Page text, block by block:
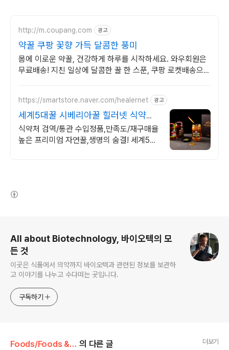
http://m.coupang.com 광고
약꿀 쿠팡 꽃향 가득 달콤한 풍미
몸에 이로운 약꿀, 건강하게 하루를 시작하세요. 와우회원은
무료배송! 지친 일상에 달콤한 꿀 한 스푼, 쿠팡 로켓배송으로
https://smartstore.naver.com/healernet 광고
세계5대꿀 시베리아꿀 힐러넷 식약처
검역/통관 수입정품
식약처 검역/통관 수입정품,만족도/재구매율
높은 프리미엄 자연꿀,생명의 숨결! 세계5대
All about Biotechnology, 바이오텍의 모
든 것
이곳은 식품에서 의약까지 바이오텍과 관련된 정보를 보관하
고 이야기를 나누고 수다떠는 곳입니다.
구독하기
Foods/Foods & Nutraceuticals 의 다른 글 더보기